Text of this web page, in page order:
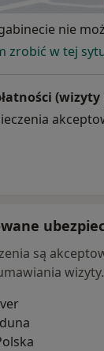
nie
zrobić w tej
są
wizyty.